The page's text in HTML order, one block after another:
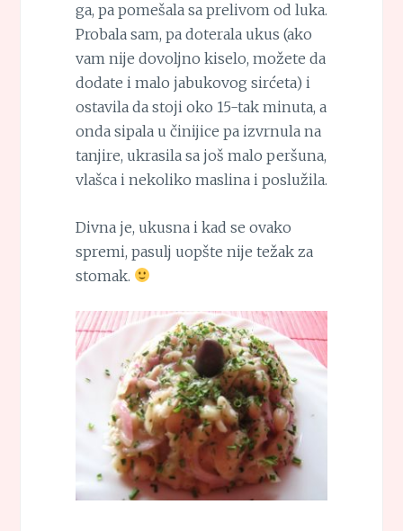
ga, pa pomešala sa prelivom od luka.
Probala sam, pa doterala ukus (ako
vam nije dovoljno kiselo, možete da
dodate i malo jabukovog sirćeta) i
ostavila da stoji oko 15-tak minuta, a
onda sipala u činijice pa izvrnula na
tanjire, ukrasila sa još malo peršuna,
vlašca i nekoliko maslina i poslužila.
Divna je, ukusna i kad se ovako
spremi, pasulj uopšte nije težak za
stomak.